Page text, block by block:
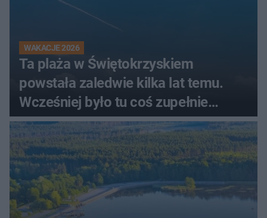
WAKACJE 2026
Ta plaża w Świętokrzyskiem
powstała zaledwie kilka lat temu.
Wcześniej było tu coś zupełnie
innego